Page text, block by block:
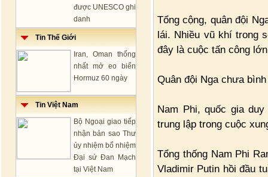
được UNESCO ghi
danh
Tin Thế Giới
Iran, Oman thống
nhất mở eo biển
Hormuz 60 ngày
Tin Việt Nam
Bộ Ngoại giao tiếp
nhận bản sao Thư
ủy nhiệm bổ nhiệm
Đại sứ Đan Mạch
tại Việt Nam
Tổng cộng, quân đội
lái. Nhiều vũ khí trong
đây là cuộc tấn công
Quân đội Nga chưa
Nam Phi, quốc gia
trung lập trong cuộc
Tổng thống Nam Phi
Vladimir Putin hồi đầu